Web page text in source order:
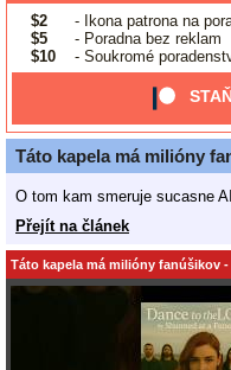
$2
- Ikona patrona na
$5
- Poradna bez reklam
$10
- Soukromé
Táto kapela má milióny
O tom kam smeruje sucasne AI.
Přejít na článek
Táto kapela má milióny fanúšikov